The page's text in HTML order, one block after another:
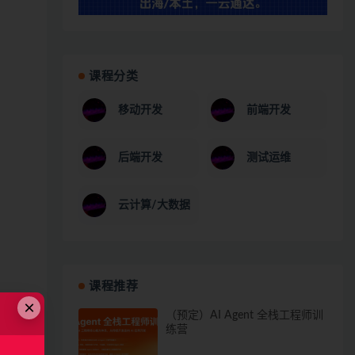
课程分类
移动开发 前端开发
后端开发 测试运维
云计算/大数据
课程推荐
（预定）AI Agent 全栈工程师训
练营
×